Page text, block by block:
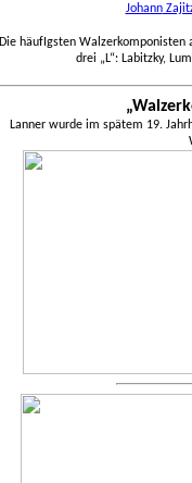
Johann
Die häufIgsten Walzerkomponisten
drei „L“: Labitzky,
Lanner wurde im spätem 19.